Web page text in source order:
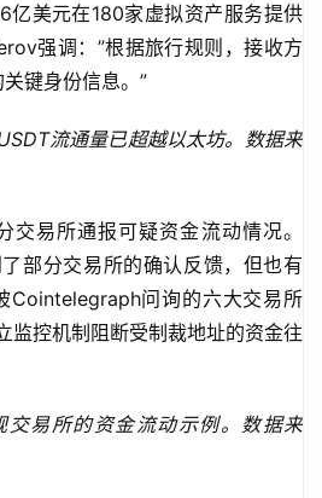
亿美元在180家虚拟资产服务提供
强调：”根据旅行规则，接收方
键身份信息。”
流通量已超越以太坊。数据来
交易所通报可疑资金流动情况。
部分交易所的确认反馈，但也有
Cointelegraph问询的六大交易所
监控机制阻断受制裁地址的资金往
交易所的资金流动示例。数据来